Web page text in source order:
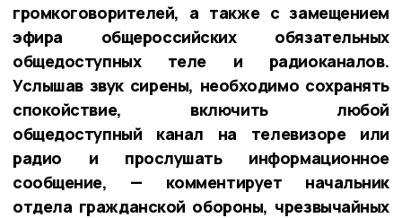
громкоговорителей, а также с замещением
эфира общероссийских обязательных
общедоступных теле и радиоканалов.
Услышав звук сирены, необходимо сохранять
спокойствие, включить любой
общедоступный канал на телевизоре или
радио и прослушать информационное
сообщение, — комментирует начальник
отдела гражданской обороны, чрезвычайных